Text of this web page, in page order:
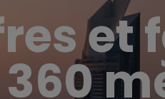
et